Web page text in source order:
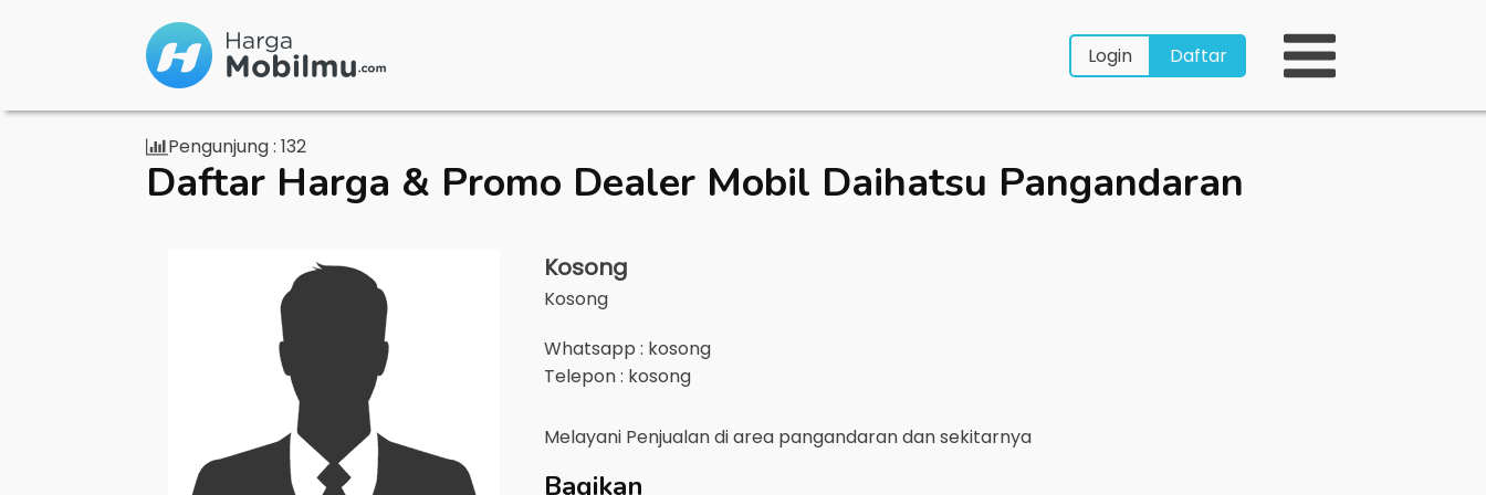
Login Daftar
Pengunjung : 132
Daftar Harga & Promo Dealer Mobil Daihatsu Pangandaran
Kosong
Kosong
Whatsapp : kosong
Telepon : kosong
Melayani Penjualan di area pangandarandan sekitarnya
Bagikan